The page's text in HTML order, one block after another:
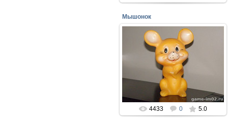
Мышонок
16.01.2017
Резиновый Мышонок, Рижский
завод резиновых игрушек 1990г.
Мои любимые игрушки из СССР!
perepelin
4433 0 5.0